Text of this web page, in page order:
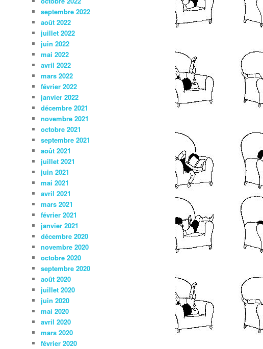
septembre 2022
août 2022
juillet 2022
juin 2022
mai 2022
avril 2022
mars 2022
février 2022
janvier 2022
décembre 2021
novembre 2021
octobre 2021
septembre 2021
août 2021
juillet 2021
juin 2021
mai 2021
avril 2021
mars 2021
février 2021
janvier 2021
décembre 2020
novembre 2020
octobre 2020
septembre 2020
août 2020
juillet 2020
juin 2020
mai 2020
avril 2020
mars 2020
février 2020